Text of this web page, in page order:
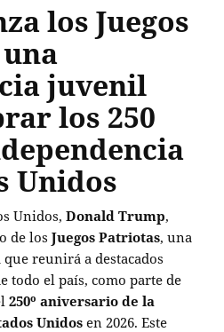
los Juegos
juvenil
los 250
Unidos
Unidos,Donald Trump,
de losJuegos Patriotas, una
reunirá a destacados
todo el país, como parte de
250º aniversario de la
Unidosen 2026. Este